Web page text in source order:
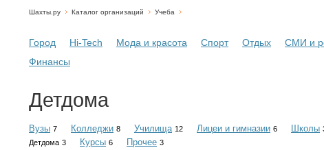
Шахты.ру Каталог организаций Учеба
Город Hi-Tech Мода и красота Спорт Отдых СМИ и
Финансы
Детдома
Вузы 7 Колледжи 8 Училища 12 Лицеи и гимназии 6 Школы
Детдома 3 Курсы 6 Прочее 3